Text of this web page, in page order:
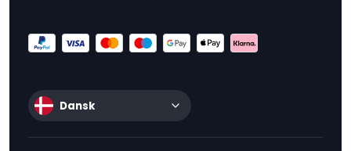
Dansk